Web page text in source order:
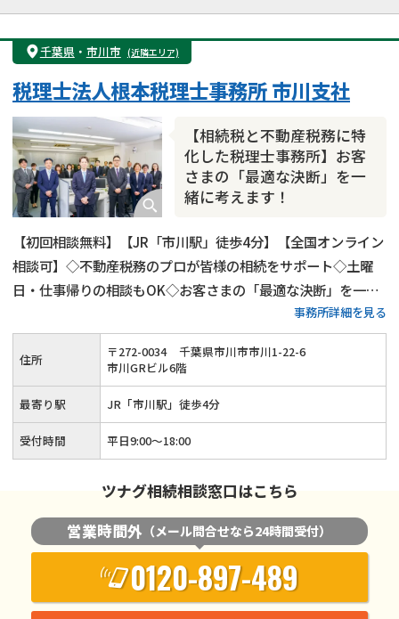
遺言書作成・遺言執行
相続放棄
相続登記
遺産分割
遺留分侵害額請求
相続税申告
相続手続き
銀行手続き
成年後見・任意後見
贈与税
生前対策
相続人調査
相続財産調査
相続トラブル
千葉県 ・ 市川市 (近隣エリア)
【相続税と不動産税務に特
化した税理士事務所】お客
さまの「最適な決断」を一
緒に考えます！
税理士法人根本税理士事務所 市川支社
【初回相談無料】【JR「市川駅」徒歩4分】【全国オンライン
相談可】◇不動産税務のプロが皆様の相続をサポート◇土曜
日・仕事帰りの相談もOK◇お客さまの「最適な決断」を一緒
事務所詳細を見る
住所 〒272-0034
千葉県市川市市川1-22-6
市川GRビル6階
最寄り駅 JR「市川駅」徒歩4分
受付時間 平日9:00～18:00
ツナグ相続相談窓口はこちら
営業時間外 （メール問合せなら24時間受付）
0120-897-489